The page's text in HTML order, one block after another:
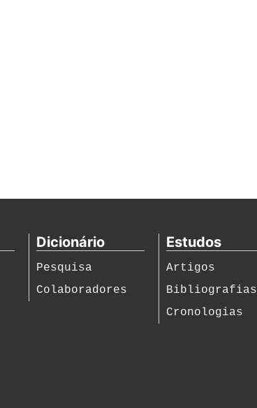
Dicionário
Pesquisa
Colaboradores
Estudos
Artigos
Bibliografias
Cronologias